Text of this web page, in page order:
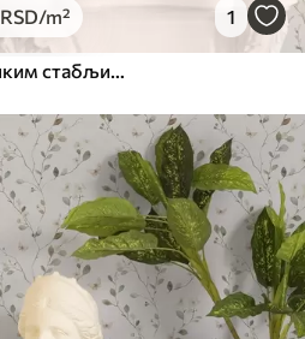
RSD/m² 1
Мало дивље цвеће са танким стабљикама на светлој позадини